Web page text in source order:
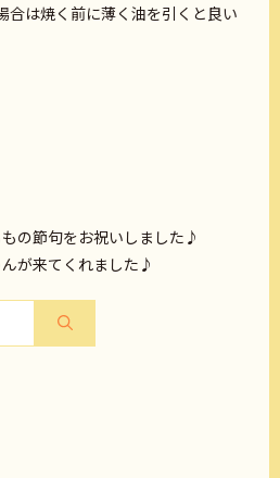
合は焼く前に薄く油を引くと良い
もの節句をお祝いしました♪
んが来てくれました♪